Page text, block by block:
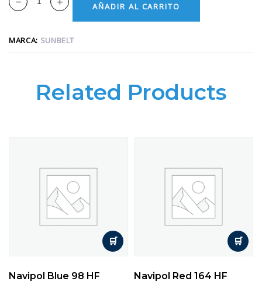
AÑADIR AL CARRITO
MARCA: SUNBELT
Related Products
Navipol Blue 98 HF Navipol Red 164 HF